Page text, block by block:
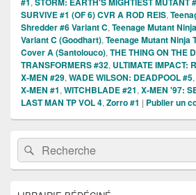
SURVIVE #1 (OF 6) CVR A ROD REIS,
Shredder #6 Variant C, Teenage Mutant
Variant C (Goodhart), Teenage Mutant Ninja
Cover A (Santolouco), THE THING ON THE
TRANSFORMERS #32, ULTIMATE IMPACT:
X-MEN #29, WADE WILSON: DEADPOOL #5,
X-MEN #1, WITCHBLADE #21, X-MEN '97:
LAST MAN TP VOL 4, Zorro #1 | Publier un
Zone
principale
de
widget
Recherche :Rechercher